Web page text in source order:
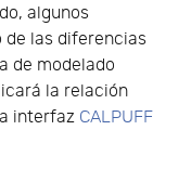
algunos
de las diferencias
de modelado
la relación
interfaz CALPUFF